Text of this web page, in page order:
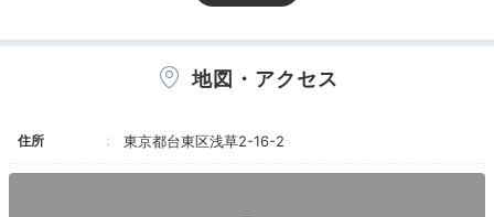
16:00
地図・アクセス
住所 東京都台東区浅草2-16-2